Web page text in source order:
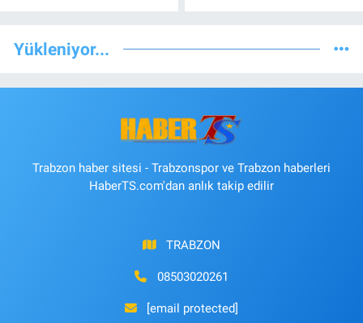
Yükleniyor...
Trabzon haber sitesi - Trabzonspor ve Trabzon haberleri
HaberTS.com'dan anlık takip edilir
TRABZON
08503020261
[email protected]